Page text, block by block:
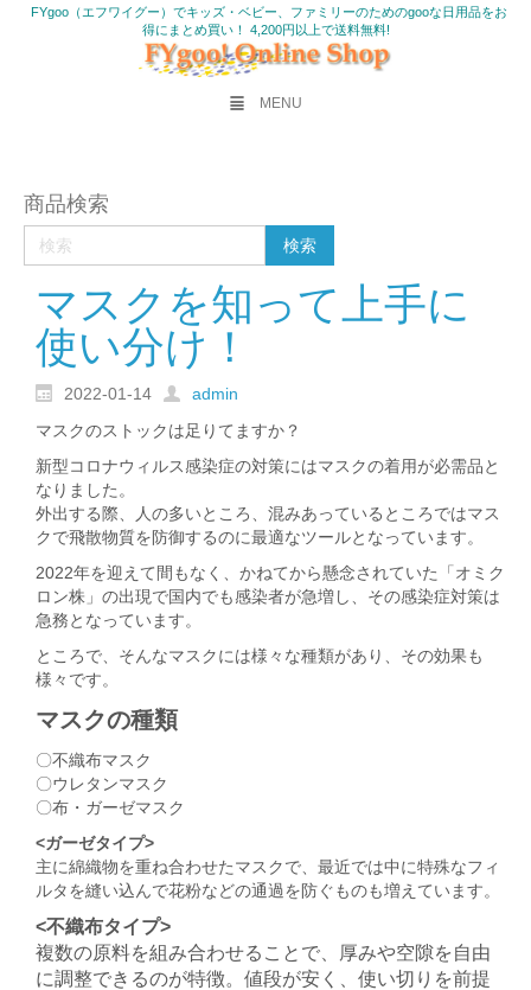
FYgoo（エフワイグー）でキッズ・ベビー、ファミリーのためのgooな日用品をお
得にまとめ買い！ 4,200円以上で送料無料!
MENU
商品検索
マスクを知って上手に
使い分け！
2022-01-14
admin
マスクのストックは足りてますか？
新型コロナウィルス感染症の対策にはマスクの着用が必需品と
なりました。
外出する際、人の多いところ、混みあっているところではマス
クで飛散物質を防御するのに最適なツールとなっています。
2022年を迎えて間もなく、かねてから懸念されていた「オミク
ロン株」の出現で国内でも感染者が急増し、その感染症対策は
急務となっています。
ところで、そんなマスクには様々な種類があり、その効果も
様々です。
マスクの種類
〇不織布マスク
〇ウレタンマスク
〇布・ガーゼマスク
<ガーゼタイプ>
主に綿織物を重ね合わせたマスクで、最近では中に特殊なフィ
ルタを縫い込んで花粉などの通過を防ぐものも増えています。
<不織布タイプ>
複数の原料を組み合わせることで、厚みや空隙を自由
に調整できるのが特徴。値段が安く、使い切りを前提